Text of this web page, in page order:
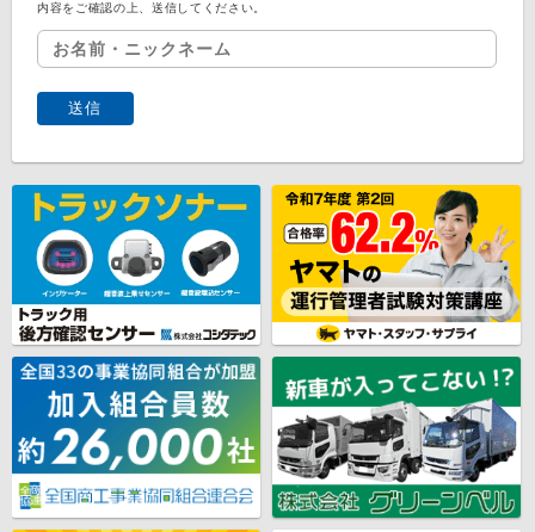
内容をご確認の上、送信してください。